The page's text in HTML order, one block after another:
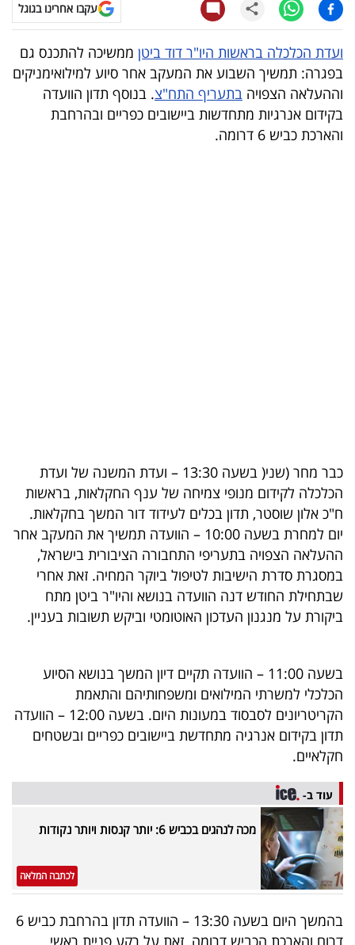
עסקי
ספורט
קריירה
ולימודים
הכלכלי
פודקאסט
40
UNDER
40
שיתופי
פעולה
דרושים
ניוזלטרים
מייל
אדום
עקבו אחרינו בגוגל
ועדת הכלכלה בראשות היו"ר דוד ביטן ממשיכה להתכנס גם
בפגרה: תמשיך השבוע את המעקב אחר סיוע למילואימניקים
וההעלאה הצפויה בתעריף התח"צ. בנוסף תדון הוועדה
בקידום אנרגיות מתחדשות ביישובים כפריים ובהרחבת
והארכת כביש 6 דרומה.
כבר מחר (שני( בשעה 13:30 – ועדת המשנה של ועדת
הכלכלה לקידום מנופי צמיחה של ענף החקלאות, בראשות
ח"כ אלון שוסטר, תדון בכלים לעידוד דור המשך בחקלאות.
יום למחרת בשעה 10:00 – הוועדה תמשיך את המעקב אחר
ההעלאה הצפויה בתעריפי התחבורה הציבורית בישראל,
במסגרת סדרת הישיבות לטיפול ביוקר המחיה. זאת אחרי
שבתחילת החודש דנה הוועדה בנושא והיו"ר ביטן מתח
ביקורת על מנגנון העדכון האוטומטי וביקש תשובות בעניין.
בשעה 11:00 – הוועדה תקיים דיון המשך בנושא הסיוע
הכלכלי למשרתי המילואים ומשפחותיהם והתאמת
הקריטריונים לסבסוד במעונות היום. בשעה 12:00 – הוועדה
תדון בקידום אנרגיה מתחדשת ביישובים כפריים ובשטחים
חקלאיים.
עוד ב-
מכה לנהגים בכביש 6: יותר קנסות ויותר נקודות
לכתבה המלאה
בהמשך היום בשעה 13:30 – הוועדה תדון בהרחבת כביש 6